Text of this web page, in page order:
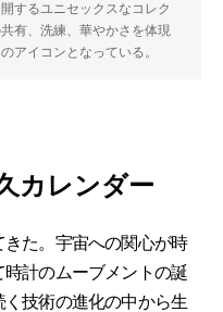
するユニセックスなコレク
有、洗練、華やかさを体現
アイコンとなっている。
カレンダー
た。宇宙への関心が時
計のムーブメントの誕
技術の進化の中から生